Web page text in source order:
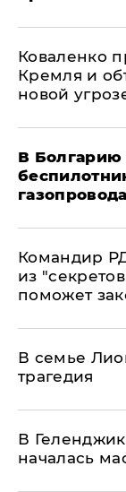
Коваленко
Кремля и
новой
В Болгарию
газопровода
Командир
из
поможет
В семье
трагедия
В
началась